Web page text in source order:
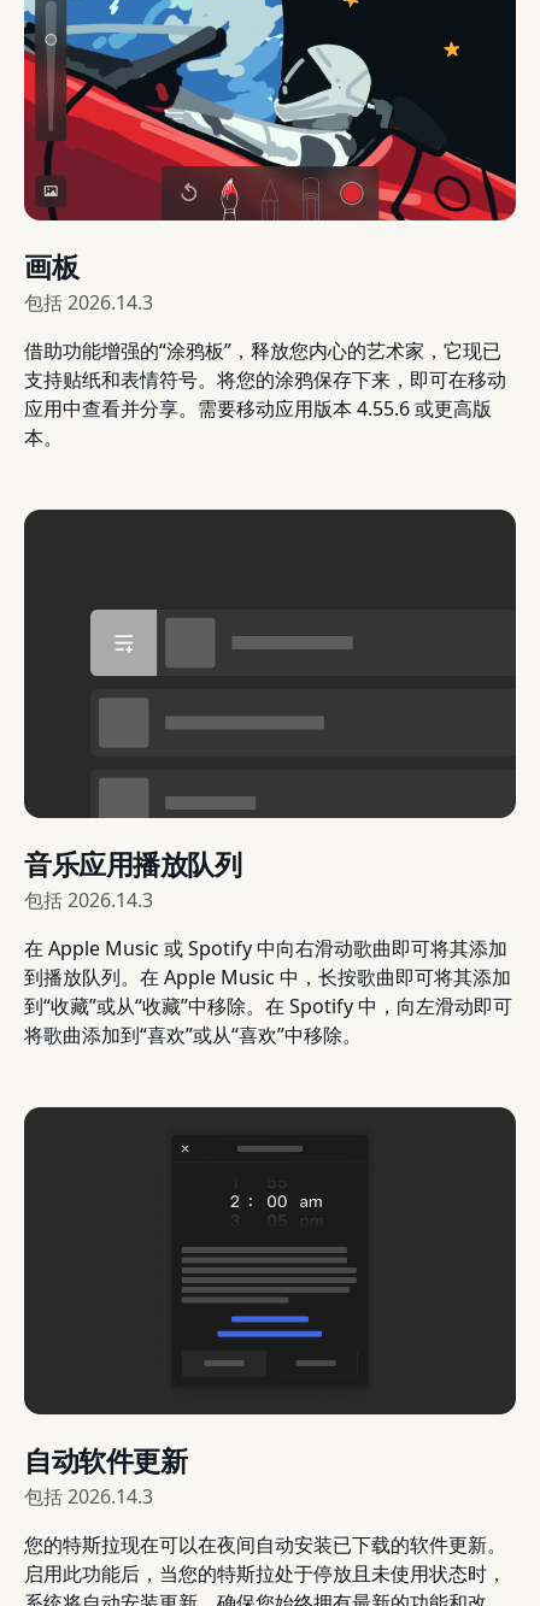
画板
包括2026.14.3
借助功能增强的“涂鸦板”，释放您内心的艺术家，它现已
支持贴纸和表情符号。将您的涂鸦保存下来，即可在移动
应用中查看并分享。需要移动应用版本 4.55.6 或更高版
本。
音乐应用播放队列
包括2026.14.3
在 Apple Music 或 Spotify 中向右滑动歌曲即可将其添加
到播放队列。在 Apple Music 中，长按歌曲即可将其添加
到“收藏”或从“收藏”中移除。在 Spotify 中，向左滑动即可
将歌曲添加到“喜欢”或从“喜欢”中移除。
自动软件更新
包括2026.14.3
您的特斯拉现在可以在夜间自动安装已下载的软件更新。
启用此功能后，当您的特斯拉处于停放且未使用状态时，